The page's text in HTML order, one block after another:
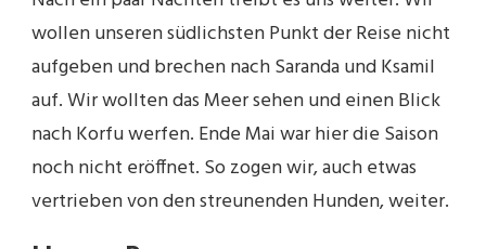
wollen unseren südlichsten Punkt der Reise nicht
aufgeben und brechen nach Saranda und Ksamil
auf. Wir wollten das Meer sehen und einen Blick
nach Korfu werfen. Ende Mai war hier die Saison
noch nicht eröffnet. So zogen wir, auch etwas
vertrieben von den streunenden Hunden, weiter.